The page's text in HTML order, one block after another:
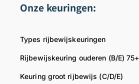
Onze keuringen:
Types rijbewijskeuringen
Rijbewijskeuring ouderen (B/E) 75+
Keuring groot rijbewijs (C/D/E)